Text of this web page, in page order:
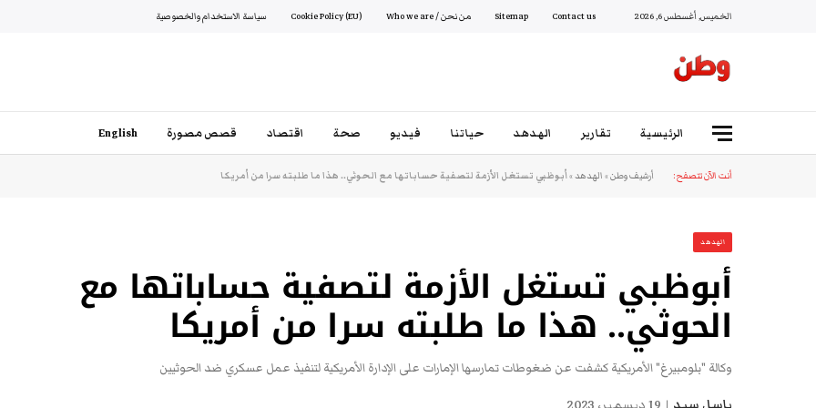
الخميس, أغسطس 6, 2026 Contact us
Sitemap من نحن / Who we are Cookie Policy (EU) سياسة الاستخدام والخصوصية
الرئيسية تقارير الهدهد حياتنا فيديو صحة اقتصاد قصص مصورة English
أنت الآن تتصفح: أرشيف وطن»الهدهد»أبوظبي تستغل الأزمة لتصفية حساباتها مع الحوثي.. هذا ما طلبته سرا من أمريكا
الهدهد
أبوظبي تستغل الأزمة لتصفية حساباتها مع
الحوثي.. هذا ما طلبته سرا من أمريكا
وكالة "بلومبيرغ" الأمريكية كشفت عن ضغوطات تمارسها الإمارات على الإدارة الأمريكية لتنفيذ عمل عسكري ضد الحوثيين